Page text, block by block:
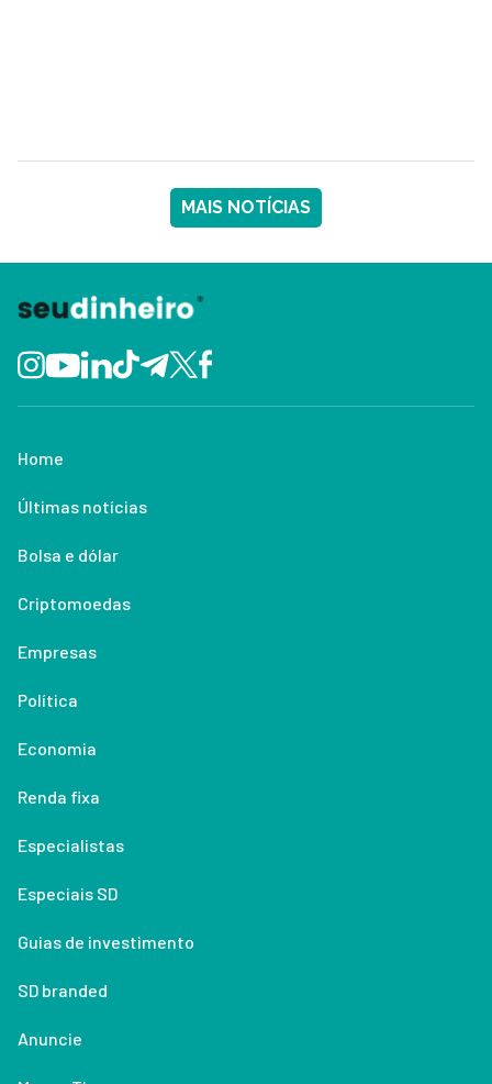
MAIS NOTÍCIAS
Home
Últimas notícias
Bolsa e dólar
Criptomoedas
Empresas
Política
Economia
Renda fixa
Especialistas
Especiais SD
Guias de investimento
SD branded
Anuncie